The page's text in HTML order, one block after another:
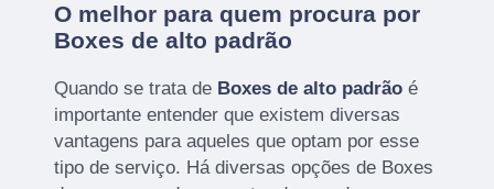
O melhor para quem procura por
Boxes de alto padrão
Quando se trata de Boxes de alto padrão é
importante entender que existem diversas
vantagens para aqueles que optam por esse
tipo de serviço. Há diversas opções de Boxes